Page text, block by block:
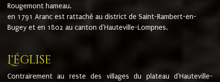
Rougemont hameau.
en 1791 Aranc est rattaché au district de Saint-Rambert-en-
Bugey et en 1802 au canton d'Hauteville-Lompnes.
L'église
Contrairement au reste des villages du plateau d'Hauteville-